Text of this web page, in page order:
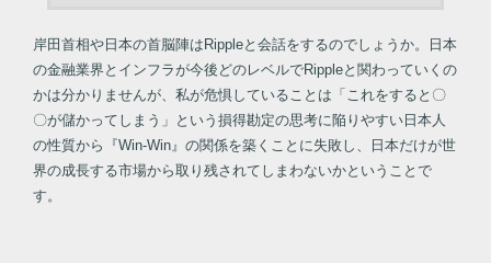
岸田首相や日本の首脳陣はRippleと会話をするのでしょうか。日本
の金融業界とインフラが今後どのレベルでRippleと関わっていくの
かは分かりませんが、私が危惧していることは「これをすると〇
〇が儲かってしまう」という損得勘定の思考に陥りやすい日本人
の性質から『Win-Win』の関係を築くことに失敗し、日本だけが世
界の成長する市場から取り残されてしまわないかということで
す。